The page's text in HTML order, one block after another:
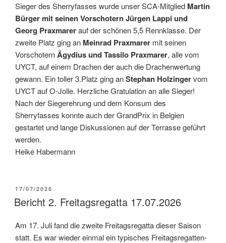
Sieger des Sherryfasses wurde unser SCA-Mitglied Martin
Bürger mit seinen Vorschotern Jürgen Lappi und
Georg Praxmarerauf der schönen 5,5 Rennklasse. Der
zweite Platz ging an Meinrad Praxmarer mit seinen
VorschoternÄgydius und Tassilo Praxmarer, alle vom
UYCT, auf einem Drachen der auch die Drachenwertung
gewann. Ein toller 3.Platz ging anStephan Holzingervom
UYCT auf O-Jolle. Herzliche Gratulation an alle Sieger!
Nach der Siegerehrung und dem Konsum des
Sherryfasses konnte auch der GrandPrix in Belgien
gestartet und lange Diskussionen auf der Terrasse geführt
werden.
Heike Habermann
VERÖFFENTLICHT
AM
17/07/2026
Bericht 2. Freitagsregatta 17.07.2026
Am 17. Juli fand die zweite Freitagsregatta dieser Saison
statt. Es war wieder einmal ein typisches Freitagsregatten-